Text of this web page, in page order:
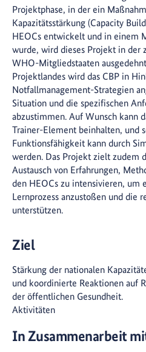
Projektphase, in der ein
Kapazitätsstärkung (Capacity
HEOCs entwickelt und in einem
wurde, wird dieses Projekt in der
WHO-Mitgliedstaaten
Projektlandes wird das CBP in
Notfallmanagement-Strategien
Situation und die spezifischen
abzustimmen. Auf Wunsch kann
Trainer-Element beinhalten, und
Funktionsfähigkeit kann durch
werden. Das Projekt zielt zudem
Austausch von Erfahrungen,
den HEOCs zu intensivieren, um
Lernprozess anzustoßen und die
unterstützen.
Ziel
Stärkung der nationalen
und koordinierte Reaktionen auf
der öffentlichen Gesundheit.
Aktivitäten
In Zusammenarbeit